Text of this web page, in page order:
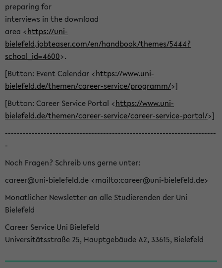
preparing for
interviews in the download
area <https://uni-
bielefeld.jobteaser.com/en/handbook/themes/5444?
school_id=4600>.
[Button: Event Calendar <https://www.uni-
bielefeld.de/themen/career-service/programm/>]
[Button: Career Service Portal <https://www.uni-
bielefeld.de/themen/career-service/career-service-portal/>]
-----------------------------------------------------------------------
-
Noch Fragen? Schreib uns gerne unter:
career@uni-bielefeld.de <mailto:career@uni-bielefeld.de>
Monatlicher Newsletter an alle Studierenden der Uni
Bielefeld
Career Service Uni Bielefeld
Universitätsstraße 25, Hauptgebäude A2, 33615, Bielefeld